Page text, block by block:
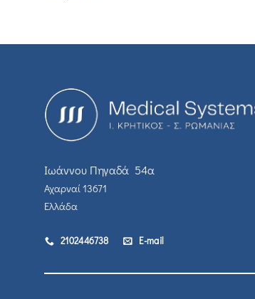
Ιωάννου Πηγαδά 54α
Αχαρναί 13671
Ελλάδα
2102446738 E-mail